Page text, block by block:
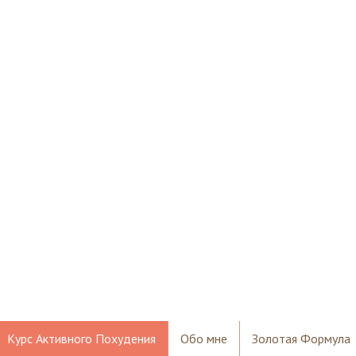
Курс Активного Похудения Обо мне Золотая Формула